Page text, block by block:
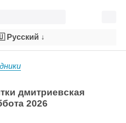
Русский ↓
дмитриевская
2026